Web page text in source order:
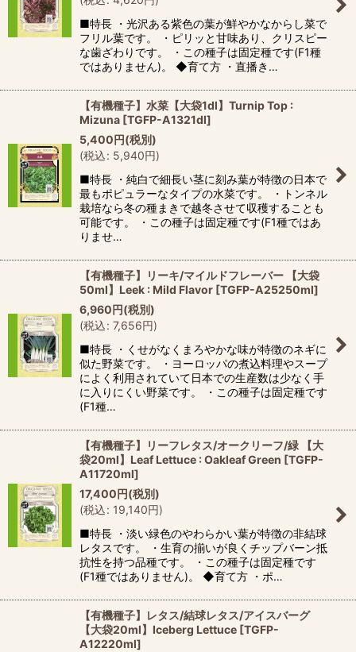
■特長 ・光沢ある紫色の葉が鮮やかなからし菜で
フリル葉です。 ・ピリッと甘味あり、クリスピー
な歯ざわりです。 ・この種子は固定種です(F1種
ではありません)。 ◆育て方 ・直播き…
【有機種子】水菜【大袋1dl】Turnip Top :
Mizuna [TGFP-A1321dl]
5,400円(税別)
(税込: 5,940円)
■特長 ・純白で細長い茎に刻み葉が特徴の日本で
最もポピュラーなタイプの水菜です。 ・トンネル
栽培なら冬の種まきで越冬させて収穫することも
可能です。 ・この種子は固定種です(F1種ではあ
りませ…
【有機種子】リーキ/マイルドフレーバー 【大袋
50ml】Leek : Mild Flavor [TGFP-A25250ml]
6,960円(税別)
(税込: 7,656円)
■特長 ・くせがなくまろやかな味が特徴のネギに
似た野菜です。 ・ヨーロッパの煮込料理やスープ
によく利用されていて日本での生産数は少なく手
に入りにくい野菜です。 ・この種子は固定種です
(F1種…
【有機種子】リーフレタス/オークリーフ/緑 【大
袋20ml】Leaf Lettuce : Oakleaf Green [TGFP-
A11720ml]
17,400円(税別)
(税込: 19,140円)
■特長 ・淡い緑色のやわらかい葉が特徴の非結球
レタスです。 ・生育の揃いが良くチップバーン抵
抗性を持つ品種です。 ・この種子は固定種です
(F1種ではありません)。 ◆育て方 ・ポ…
【有機種子】レタス/結球レタス/アイスバーグ
【大袋20ml】Iceberg Lettuce [TGFP-
A12220ml]